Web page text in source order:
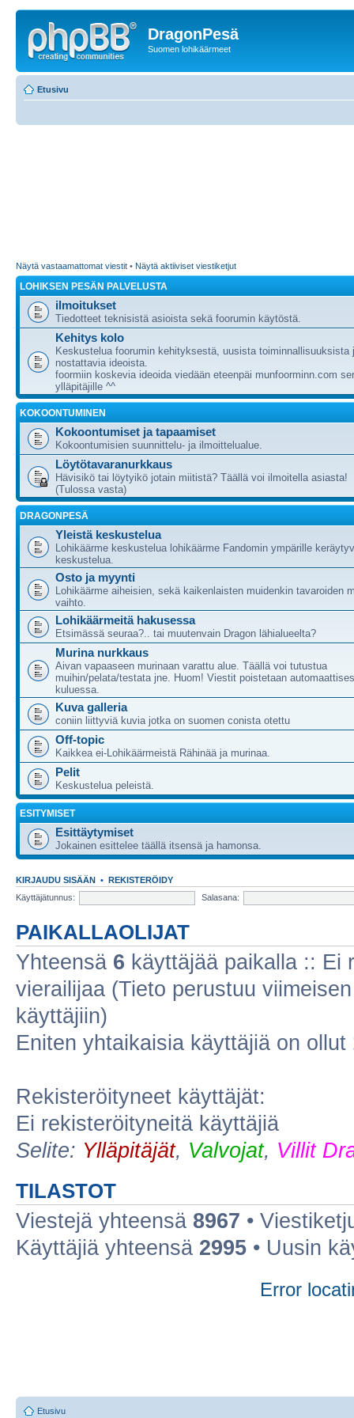
DragonPesä
Suomen lohikäärmeet
Etusivu
Näytä vastaamattomat viestit • Näytä aktiiviset viestiketjut
LOHIKSEN PESÄN PALVELUSTA
ilmoitukset
Tiedotteet teknisistä asioista sekä foorumin käytöstä.
Kehitys kolo
Keskustelua foorumin kehityksestä, uusista toiminnallisuuksista
nostattavia ideoista.
foormiin koskevia ideoida viedään eteenpäi munfoorminn.com
ylläpitäjille ^^
KOKOONTUMINEN
Kokoontumiset ja tapaamiset
Kokoontumisien suunnittelu- ja ilmoittelualue.
Löytötavaranurkkaus
Hävisikö tai löytyikö jotain miitistä? Täällä voi ilmoitella asiasta!
(Tulossa vasta)
DRAGONPESÄ
Yleistä keskustelua
Lohikäärme keskustelua lohikäärme Fandomin ympärille
keskustelua.
Osto ja myynti
Lohikäärme aiheisien, sekä kaikenlaisten muidenkin tavaroiden
vaihto.
Lohikäärmeitä hakusessa
Etsimässä seuraa?.. tai muutenvain Dragon lähialueelta?
Murina nurkkaus
Aivan vapaaseen murinaan varattu alue. Täällä voi tutustua
muihin/pelata/testata jne. Huom! Viestit poistetaan
kuluessa.
Kuva galleria
coniin liittyviä kuvia jotka on suomen conista otettu
Off-topic
Kaikkea ei-Lohikäärmeistä Rähinää ja murinaa.
Pelit
Keskustelua peleistä.
ESITYMISET
Esittäytymiset
Jokainen esittelee täällä itsensä ja hamonsa.
KIRJAUDU SISÄÄN • REKISTERÖIDY
Käyttäjätunnus:
Salasana:
PAIKALLAOLIJAT
Yhteensä 6 käyttäjää paikalla :: Ei
vierailijaa (Tieto perustuu
käyttäjiin)
Eniten yhtaikaisia käyttäjiä on ollut
Rekisteröityneet käyttäjät:
Ei rekisteröityneitä käyttäjiä
Selite: Ylläpitäjät, Valvojat, Villit
TILASTOT
Viestejä yhteensä 8967 •
Käyttäjiä yhteensä 2995 • Uusin
Error
Etusivu